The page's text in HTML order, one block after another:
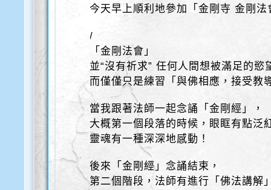
今天早上順利地參加「金剛寺 金剛法
/
「金剛法會」
並“沒有祈求” 任何人間想被滿足的慾
而僅僅只是練習「與佛相應，接受教
當我跟著法師一起念誦「金剛經」，
大概第一個段落的時候，眼眶有點泛
靈魂有一種深深地感動！
後來「金剛經」念誦結束，
第二個階段，法師有進行「佛法講解